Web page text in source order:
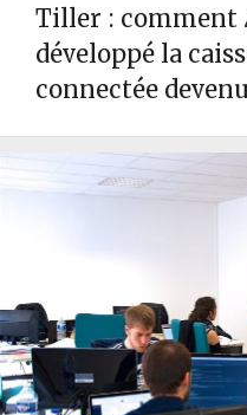
Tiller : comment
développé la
connectée